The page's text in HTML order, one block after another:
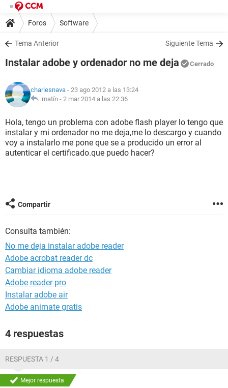
Foros Software
Tema Anterior Siguiente Tema
Instalar adobe y ordenador no me deja Cerrado
charlesnava - 23 ago 2012 a las 13:24
matín - 2 mar 2014 a las 22:36
Hola, tengo un problema con adobe flash player lo tengo que
instalar y mi ordenador no me deja,me lo descargo y cuando
voy a instalarlo me pone que se a producido un error al
autenticar el certificado.que puedo hacer?
Compartir
Consulta también:
No me deja instalar adobe reader
Adobe acrobat reader dc
Cambiar idioma adobe reader
Adobe reader pro
Instalar adobe air
Adobe animate gratis
4 respuestas
RESPUESTA 1 / 4
Mejor respuesta